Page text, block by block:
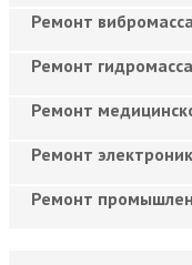
Ремонт
Ремонт
Ремонт
Ремонт
Ремонт